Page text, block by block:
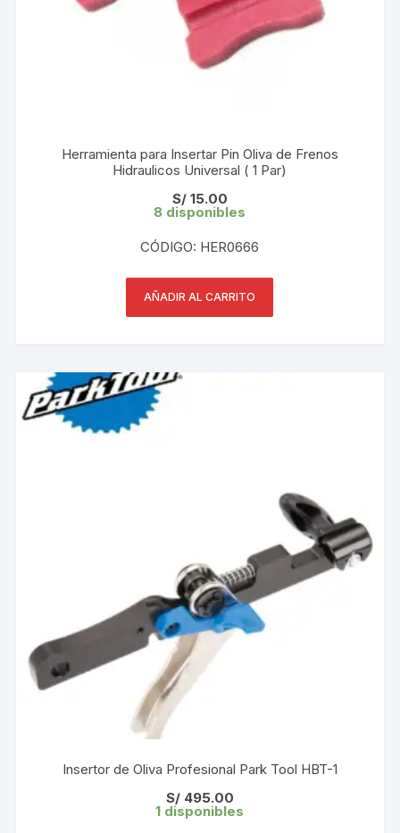
Herramienta para Insertar Pin Oliva de Frenos
Hidraulicos Universal ( 1 Par)
S/15.00
8 disponibles
CÓDIGO: HER0666
AÑADIR AL CARRITO
Insertor de Oliva Profesional Park Tool HBT-1
S/495.00
1 disponibles